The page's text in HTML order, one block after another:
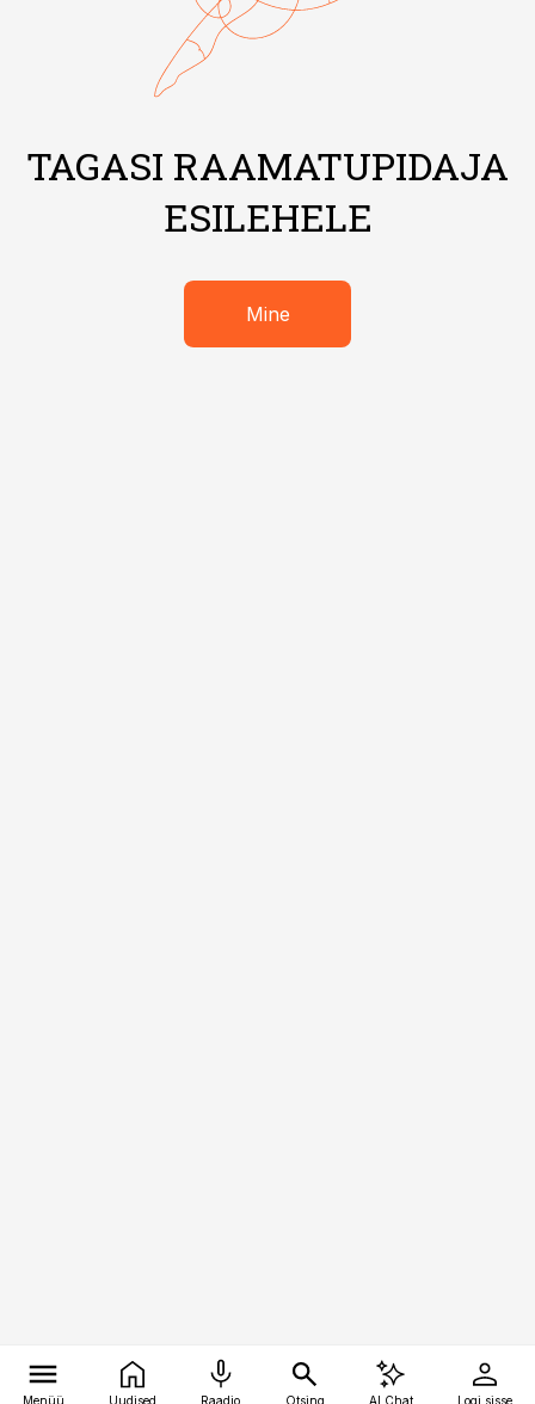
TAGASI RAAMATUPIDAJA
ESILEHELE
Mine
Menüü Uudised Raadio Otsing AI Chat Logi sisse